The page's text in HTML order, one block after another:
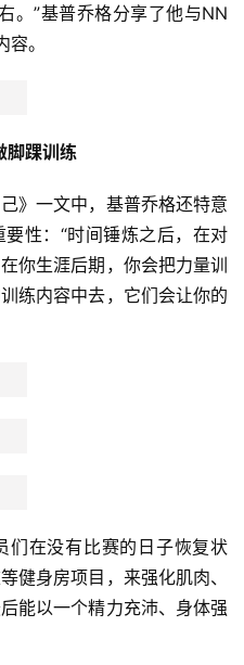
。”基普乔格分享了他与NN
。
脚踝训练
》一文中，基普乔格还特意
性：“时间锤炼之后，在对
你生涯后期，你会把力量训
练内容中去，它们会让你的
们在没有比赛的日子恢复状
健身房项目，来强化肌肉、
能以一个精力充沛、身体强